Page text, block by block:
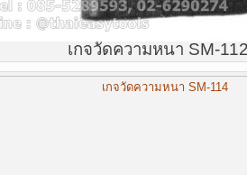
เกจวัดความหนา SM-